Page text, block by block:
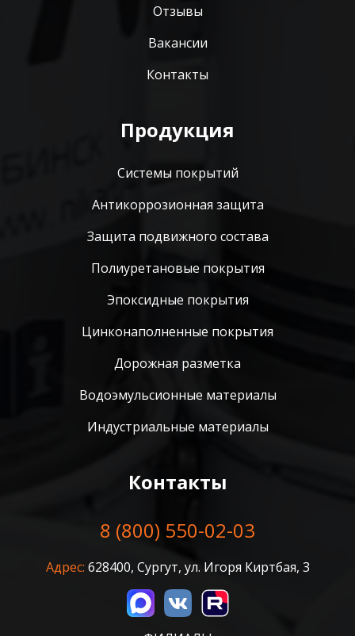
Отзывы
Вакансии
Контакты
Продукция
Системы покрытий
Антикоррозионная защита
Защита подвижного состава
Полиуретановые покрытия
Эпоксидные покрытия
Цинконаполненные покрытия
Дорожная разметка
Водоэмульсионные материалы
Индустриальные материалы
Контакты
8 (800) 550-02-03
Адрес: 628400, Сургут, ул. Игоря Киртбая, 3